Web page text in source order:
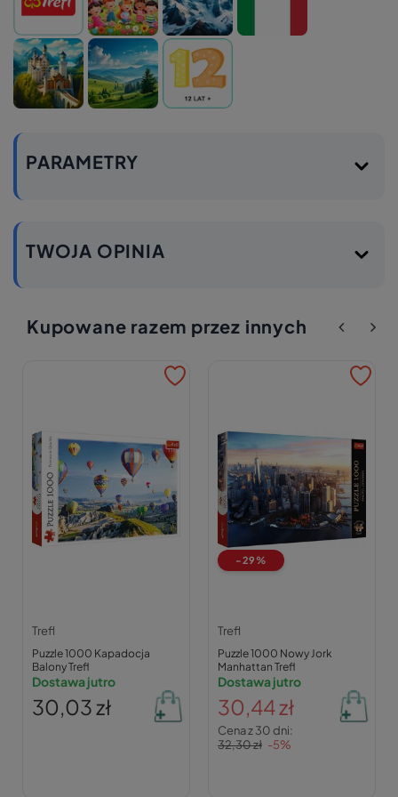
PARAMETRY
TWOJA OPINIA
Kupowane razem przez innych
Trefl
Puzzle 1000 Kapadocja
Balony Trefl
Dostawa jutro
30,03 zł
-29%
Trefl
Puzzle 1000 Nowy Jork
Manhattan Trefl
Dostawa jutro
30,44 zł
Cena z 30 dni:
32,30 zł -5%